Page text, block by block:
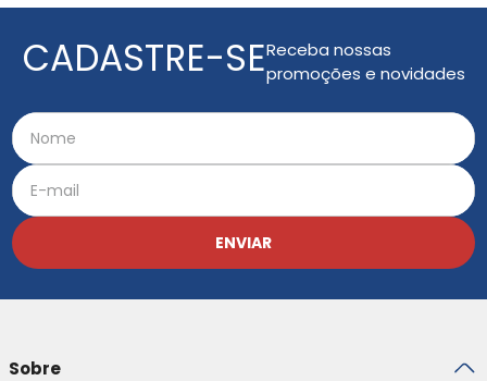
CADASTRE-SEReceba nossas
promoções e novidades
ENVIAR
Sobre